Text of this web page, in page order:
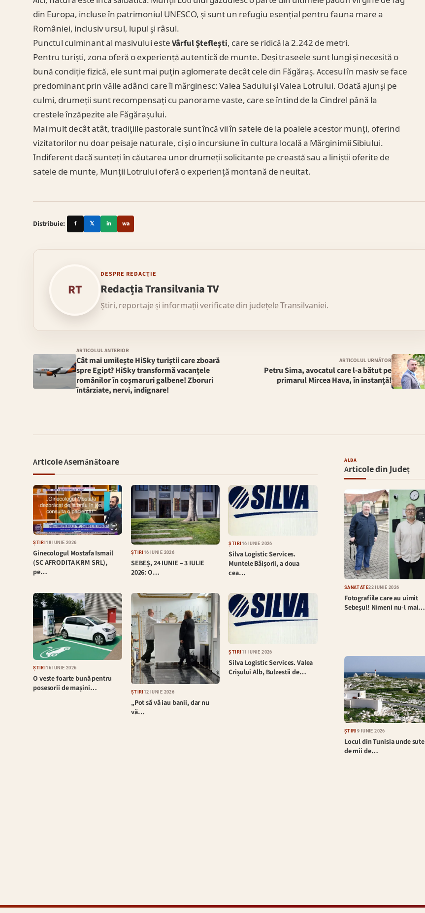
din Europa, incluse în patrimoniul UNESCO, și sunt un refugiu esențial pentru fauna mare a
României, inclusiv ursul, lupul și râsul.
Punctul culminant al masivului esteVârful Șteflești, care se ridică la 2.242 de metri.
Pentru turiști, zona oferă o experiență autentică de munte. Deși traseele sunt lungi și necesită o
bună condiție fizică, ele sunt mai puțin aglomerate decât cele din Făgăraș. Accesul în masiv se face
predominant prin văile adânci care îl mărginesc: Valea Sadului și Valea Lotrului. Odată ajunși pe
culmi, drumeții sunt recompensați cu panorame vaste, care se întind de la Cindrel până la
crestele înzăpezite ale Făgărașului.
Mai mult decât atât, tradițiile pastorale sunt încă vii în satele de la poalele acestor munți, oferind
vizitatorilor nu doar peisaje naturale, ci și o incursiune în cultura locală a Mărginimii Sibiului.
Indiferent dacă sunteți în căutarea unor drumeții solicitante pe creastă sau a liniștii oferite de
satele de munte, Munții Lotrului oferă o experiență montană de neuitat.
Distribuie: f 𝕏 in wa
RT
DESPRE REDACȚIE
Redacția Transilvania TV
Știri, reportaje și informații verificate din județele Transilvaniei.
ARTICOLUL ANTERIOR
Cât mai umilește HiSky turiștii care zboară
spre Egipt? HiSky transformă vacanțele
românilor în coșmaruri galbene! Zboruri
întârziate, nervi, indignare!
ARTICOLUL URMĂTOR
Petru Sima, avocatul care l-a bătut pe
primarul Mircea Hava, în instanțǎ!
Articole Asemănătoare
ȘTIRI18 IUNIE 2026
Ginecologul Mostafa Ismail
(SC AFRODITA KRM SRL),
pe…
ȘTIRI 16 IUNIE 2026
SEBEȘ, 24 IUNIE – 3 IULIE
2026: O…
ȘTIRI 16 IUNIE 2026
Silva Logistic Services.
Muntele Bǎişorii, a doua
cea…
ȘTIRI16 IUNIE 2026
O veste foarte bună pentru
posesorii de mașini…
ȘTIRI 12 IUNIE 2026
„Pot să vă iau banii, dar nu
vă…
ȘTIRI 11 IUNIE 2026
Silva Logistic Services. Valea
Crișului Alb, Bulzestii de…
ALBA
Articole din Județ
SĂNĂTATE22 IUNIE 2026
Fotografiile care au uimit
Sebeșul! Nimeni nu-l mai…
ȘTIRI 9 IUNIE 2026
Locul din Tunisia unde sute
de mii de…